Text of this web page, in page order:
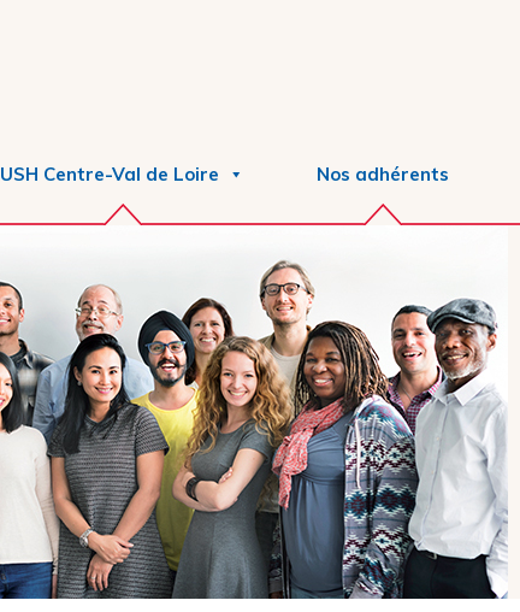
USH Centre-Val de Loire Nos adhérents